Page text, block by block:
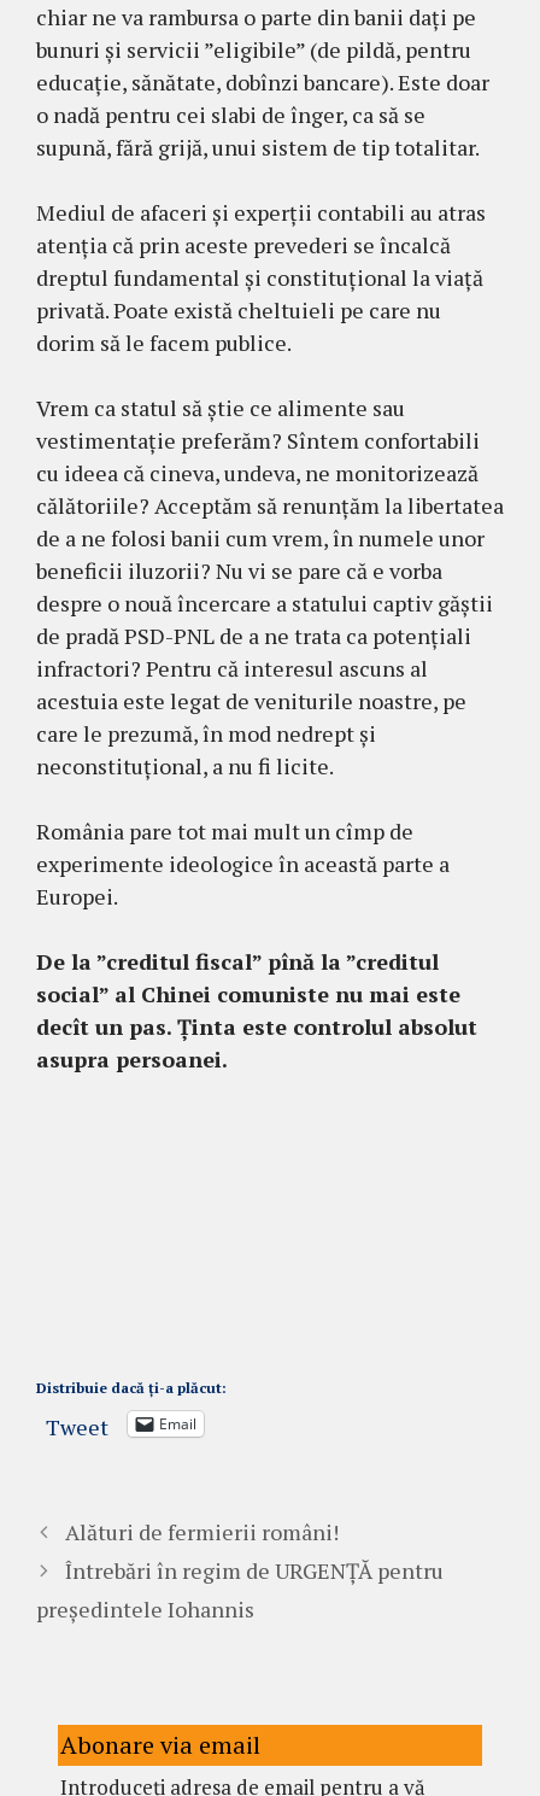
chiar ne va rambursa o parte din banii dați pe
bunuri și servicii ”eligibile” (de pildă, pentru
educație, sănătate, dobînzi bancare). Este doar
o nadă pentru cei slabi de înger, ca să se
supună, fără grijă, unui sistem de tip totalitar.
Mediul de afaceri și experții contabili au atras
atenția că prin aceste prevederi se încalcă
dreptul fundamental și constituțional la viață
privată. Poate există cheltuieli pe care nu
dorim să le facem publice.
Vrem ca statul să știe ce alimente sau
vestimentație preferăm? Sîntem confortabili
cu ideea că cineva, undeva, ne monitorizează
călătoriile? Acceptăm să renunțăm la libertatea
de a ne folosi banii cum vrem, în numele unor
beneficii iluzorii? Nu vi se pare că e vorba
despre o nouă încercare a statului captiv găștii
de pradă PSD-PNL de a ne trata ca potențiali
infractori? Pentru că interesul ascuns al
acestuia este legat de veniturile noastre, pe
care le prezumă, în mod nedrept și
neconstituțional, a nu fi licite.
România pare tot mai mult un cîmp de
experimente ideologice în această parte a
Europei.
De la ”creditul fiscal” pînă la ”creditul
social” al Chinei comuniste nu mai este
decît un pas. Ținta este controlul absolut
asupra persoanei.
Distribuie dacă ți-a plăcut:
Tweet Email
Alături de fermierii români!
Întrebări în regim de URGENȚĂ pentru
președintele Iohannis
Abonare via email
Introduceți adresa de email pentru a vă